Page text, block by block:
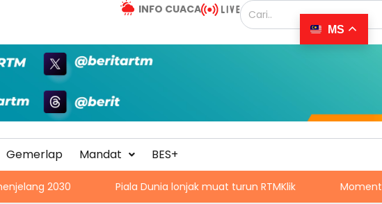
INFO CUACA
Gemerlap Mandat BES+
Piala Dunia lonjak muat turun RTMKlik Momentum Glasgow
MS